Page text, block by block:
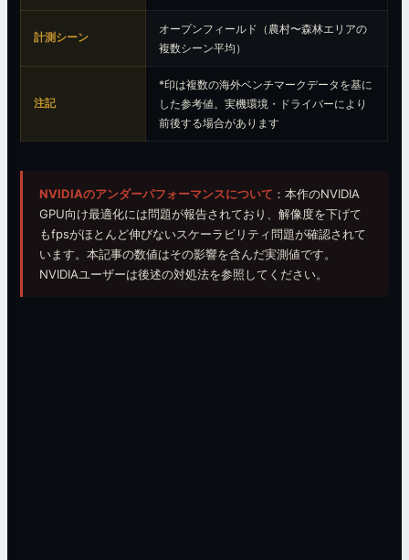
計測シーン
オープンフィールド（農村〜森林エリアの
複数シーン平均）
注記
*印は複数の海外ベンチマークデータを基に
した参考値。実機環境・ドライバーにより
前後する場合があります
NVIDIAのアンダーパフォーマンスについて ：本作のNVIDIA
GPU向け最適化には問題が報告されており、解像度を下げて
もfpsがほとんど伸びないスケーラビリティ問題が確認されて
います。本記事の数値はその影響を含んだ実測値です。
NVIDIAユーザーは後述の対処法を参照してください。